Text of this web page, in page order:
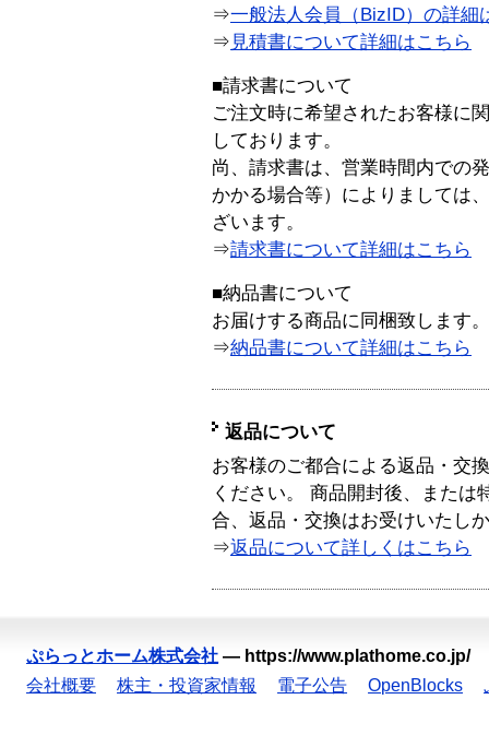
⇒一般法人会員（BizID）の詳細
⇒ 見積書について詳細はこちら
■請求書について
ご注文時に希望されたお客様に
しております。
尚、請求書は、営業時間内での
かかる場合等）によりましては
ざいます。
⇒請求書について詳細はこちら
■納品書について
お届けする商品に同梱致します。
⇒納品書について詳細はこちら
返品について
お客様のご都合による返品・交
ください。 商品開封後、または
合、返品・交換はお受けいたし
⇒返品について詳しくはこちら
ぷらっとホーム株式会社 — https://www.plathome.co.jp/
会社概要
株主・投資家情報 電子公告 OpenBlocks